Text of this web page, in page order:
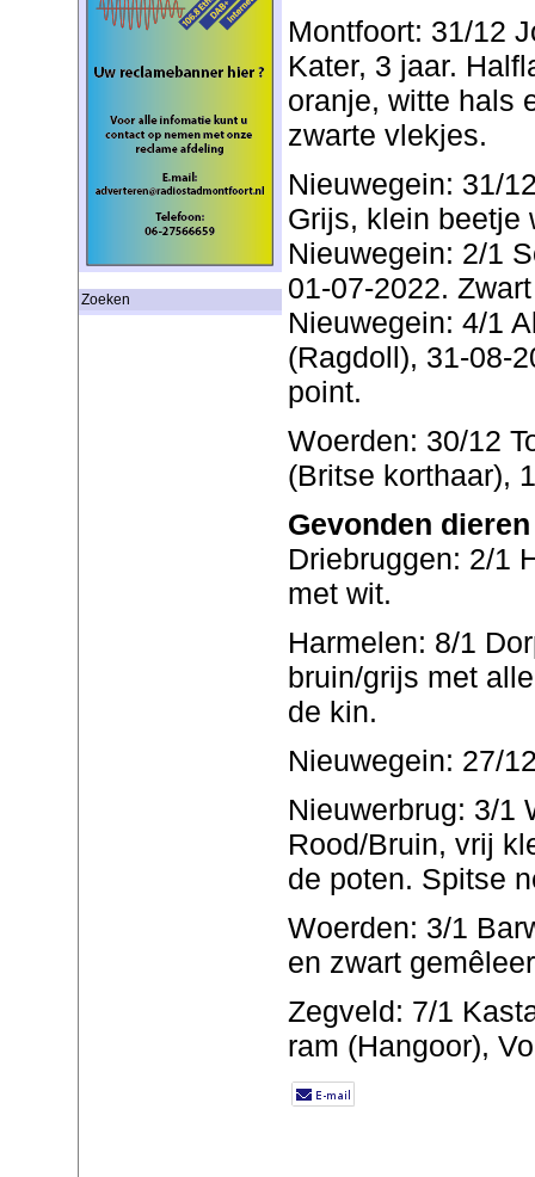
Zoeken
Montfoort: 31/12
Kater, 3 jaar.
oranje, witte hals
zwarte vlekjes.
Nieuwegein: 31/
Grijs, klein beetje
Nieuwegein: 2/1
01-07-2022. Zwart
Nieuwegein: 4/1
(Ragdoll), 31-08-
point.
Woerden: 30/12
(Britse korthaar),
Gevonden dieren
Driebruggen: 2/1
met wit.
Harmelen: 8/1
bruin/grijs met
de kin.
Nieuwegein: 27/
Nieuwerbrug: 3/1
Rood/Bruin, vrij
de poten. Spitse
Woerden: 3/1
en zwart
Zegveld: 7/1
ram (Hangoor),